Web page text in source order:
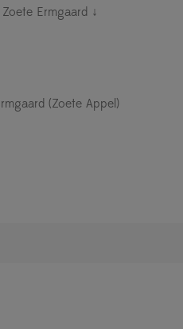
Ermgaard ↓
(Zoete Appel)